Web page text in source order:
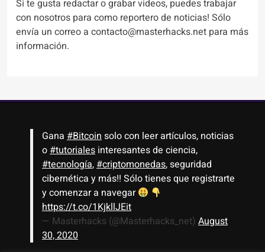
Si te gusta redactar o grabar videos, puedes trabajar
con nosotros para como reportero de noticias! Sólo
envía un correo a contacto@masterhacks.net para más
información.
Gana #Bitcoinsolo con leer artículos, noticias
o#tutoriales interesantes de ciencia,
#tecnología,#criptomonedas, seguridad
cibernética y más!! Sólo tienes que registrarte
y comenzar a navegar
https://t.co/1KjkllJEit
— Masterhacks (@Masterhacks_net) August
30, 2020